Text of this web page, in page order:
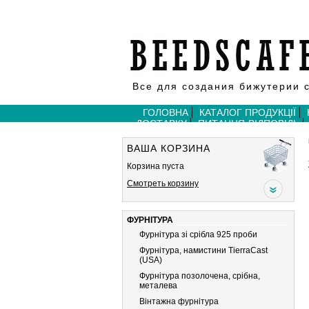
Все для создания бижутерии
ГОЛОВНА КАТАЛОГ ПРОДУКЦІЇ
ДОСТАВКУ
ПИТАННЯ-ВІДПОВІДЬ
ВАША КОРЗИНА
Корзина пуста
Смотреть корзину
ФУРНІТУРА
Фурнітура зі срібла 925 проби
Фурнітура, намистини TierraCast
(USA)
Фурнітура позолочена, срібна,
металева
Вiнтажна фурнiтура